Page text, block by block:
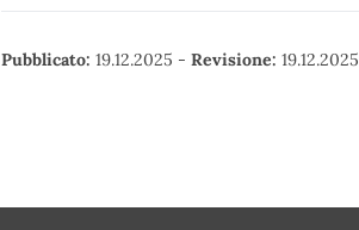
Pubblicato: 19.12.2025 - Revisione: 19.12.2025